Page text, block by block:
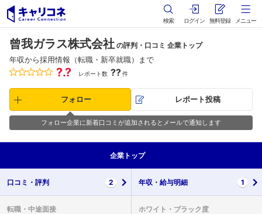
検索 ログイン 無料登録 メニュー
曾我ガラス株式会社 の評判・口コミ 企業トップ
年収から採用情報（転職・新卒就職）まで
?.? レポート数 ??件
フォロー レポート投稿
フォロー企業に新着口コミが追加されるとメールで通知します
企業 トップ
口コミ・ 評判 2 年収・ 給与明細 1
転職・ 中途面接 ホワイト・ ブラック度